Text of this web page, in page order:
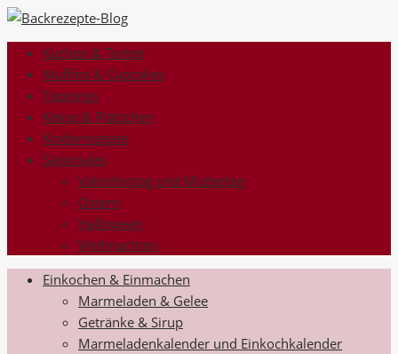
Kuchen & Torten
Muffins & Cupcakes
Toppings
Kekse & Plätzchen
Kinderrezepte
Saisonales
Valentinstag und Muttertag
Ostern
Halloween
Weihnachten
Einkochen & Einmachen
Marmeladen & Gelee
Getränke & Sirup
Marmeladenkalender und Einkochkalender